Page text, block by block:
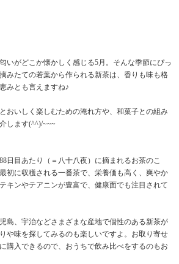
いがどこか懐かしく感じる5月。そんな季節にぴっ
みたての若葉から作られる新茶は、香りも味も格
みとも言えますね♪
おいしく楽しむための淹れ方や、和菓子との組み
します(^^)/~~~
日目あたり（＝八十八夜）に摘まれるお茶のこ
初に収穫される一番茶で、栄養価も高く、爽やか
キンやテアニンが豊富で、健康面でも注目されて
島、宇治などさまざまな産地で個性のある新茶が
や味を探してみるのも楽しいですよ。お取り寄せ
購入できるので、おうちで飲み比べをするのもお